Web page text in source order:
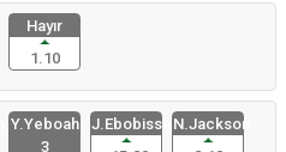
Hayır
1.10
Y.Yeboah
3
J.Ebobisse
N.Jackson